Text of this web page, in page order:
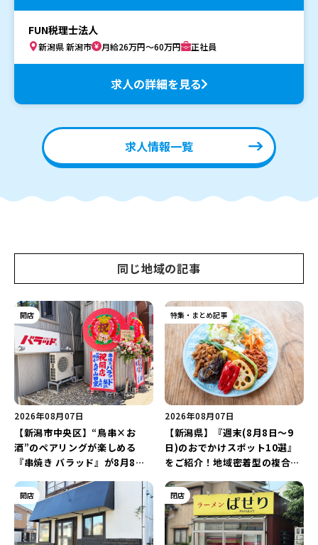
FUN税理士法人
新潟県 新潟市 月給26万円～60万円 正社員
求人の詳細を見る
求人情報一覧
同じ地域の記事
開店
2026年08月07日
【新潟市中央区】“鳥串×お
酒”のペアリングが楽しめる
『串焼き バラッド』が8月8日
インアップ♪
特集・まとめ記事
2026年08月07日
【新潟県】『週末(8月8日～9
日)のおでかけスポット10選』
をご紹介！地域密着型の複合施
ナ丸大新潟のサマーフェスタ
2026」がおすすめ♪
開店 閉店